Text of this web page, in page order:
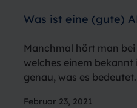
Was ist eine (gute)
Manchmal hört man
welches einem
genau, was es
Februar 23, 2021